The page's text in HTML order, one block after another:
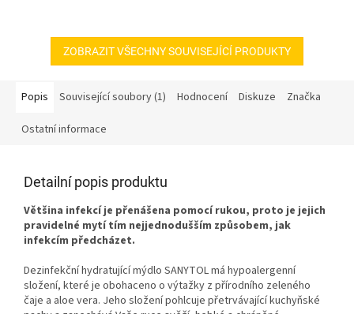
ZOBRAZIT VŠECHNY SOUVISEJÍCÍ PRODUKTY
Popis Související soubory (1) Hodnocení Diskuze Značka
Ostatní informace
Detailní popis produktu
Většina infekcí je přenášena pomocí rukou, proto je jejich
pravidelné mytí tím nejjednodušším způsobem, jak
infekcím předcházet.
Dezinfekční hydratující mýdlo SANYTOL má hypoalergenní
složení, které je obohaceno o výtažky z přírodního zeleného
čaje a aloe vera. Jeho složení pohlcuje přetrvávající kuchyňské